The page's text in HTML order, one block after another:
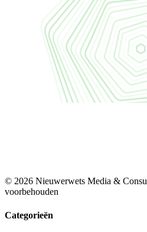
© 2026 Nieuwerwets Media &
voorbehouden
Categorieën